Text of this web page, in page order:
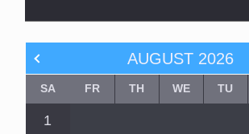
AUGUST 2026
TU
WE
TH
FR
SA
1